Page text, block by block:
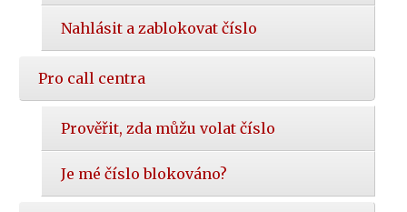
Nahlásit a zablokovat číslo
Pro call centra
Prověřit, zda můžu volat číslo
Je mé číslo blokováno?